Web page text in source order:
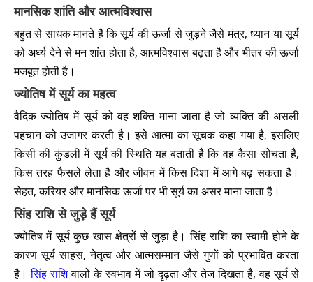
मानसिक शांति और आत्मविश्वास
बहुत से साधक मानते हैं कि सूर्य की ऊर्जा से जुड़ने जैसे मंत्र, ध्यान या सूर्य
को अर्घ्य देने से मन शांत होता है, आत्मविश्वास बढ़ता है और भीतर की ऊर्जा
मजबूत होती है।
ज्योतिष में सूर्य का महत्व
वैदिक ज्योतिष में सूर्य को वह शक्ति माना जाता है जो व्यक्ति की असली
पहचान को उजागर करती है। इसे आत्मा का सूचक कहा गया है, इसलिए
किसी की कुंडली में सूर्य की स्थिति यह बताती है कि वह कैसा सोचता है,
किस तरह फैसले लेता है और जीवन में किस दिशा में आगे बढ़ सकता है।
सेहत, करियर और मानसिक ऊर्जा पर भी सूर्य का असर माना जाता है।
सिंह राशि से जुड़े हैं सूर्य
ज्योतिष में सूर्य कुछ खास क्षेत्रों से जुड़ा है। सिंह राशि का स्वामी होने के
कारण सूर्य साहस, नेतृत्व और आत्मसम्मान जैसे गुणों को प्रभावित करता
है।सिंह राशिवालों के स्वभाव में जो दृढ़ता और तेज दिखता है, वह सूर्य से